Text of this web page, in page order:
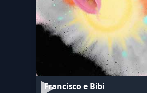
Francisco e Bibi